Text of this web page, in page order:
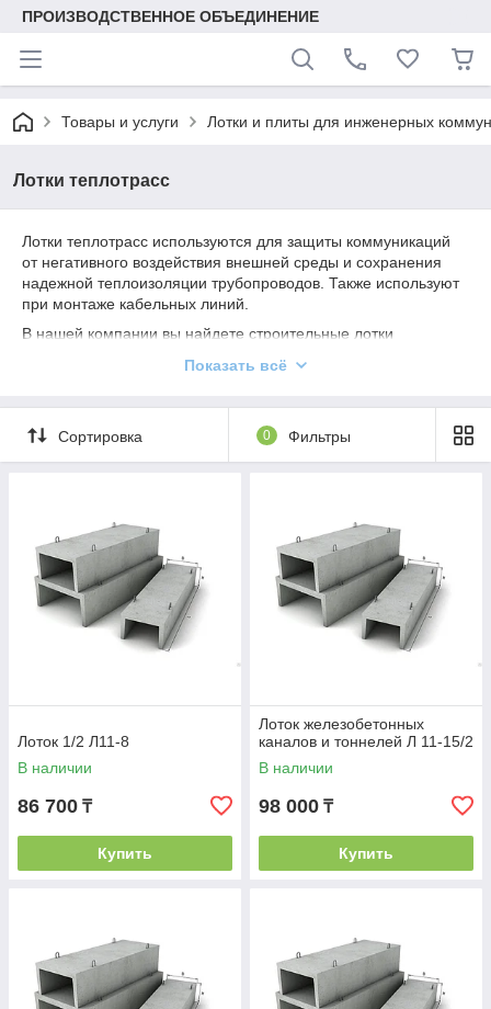
ПРОИЗВОДСТВЕННОЕ ОБЪЕДИНЕНИЕ
Товары и услуги Лотки и плиты для инженерных
Лотки теплотрасс
Лотки теплотрасс используются для защиты коммуникаций
от негативного воздействия внешней среды и сохранения
надежной теплоизоляции трубопроводов. Также используют
при монтаже кабельных линий.
В нашей компании вы найдете строительные лотки
продукция нашего производства обладает прочностью и
повреждений, но и гарантируют устойчивость грунта к
сейсмической активности. Наши менеджеры помогут
Показать всё
Сортировка 0 Фильтры
Лоток 1/2 Л11-8
В наличии
86 700 ₸
Купить
Лоток железобетонных
каналов и тоннелей Л 11-15/2
В наличии
98 000 ₸
Купить